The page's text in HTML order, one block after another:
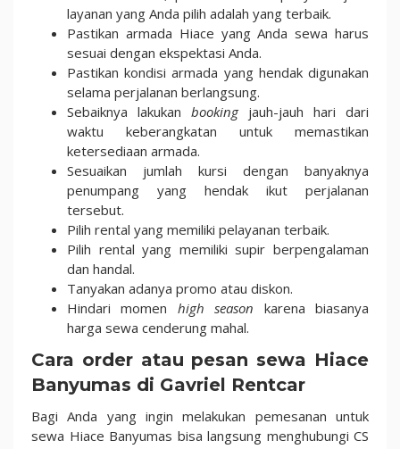
layanan yang Anda pilih adalah yang terbaik.
Pastikan armada Hiace yang Anda sewa harus
sesuai dengan ekspektasi Anda.
Pastikan kondisi armada yang hendak digunakan
selama perjalanan berlangsung.
Sebaiknya lakukan bookingjauh-jauh hari dari
waktu keberangkatan untuk memastikan
ketersediaan armada.
Sesuaikan jumlah kursi dengan banyaknya
penumpang yang hendak ikut perjalanan
tersebut.
Pilih rental yang memiliki pelayanan terbaik.
Pilih rental yang memiliki supir berpengalaman
dan handal.
Tanyakan adanya promo atau diskon.
Hindari momen high season karena biasanya
harga sewa cenderung mahal.
Cara order atau pesan sewa Hiace
Banyumas di Gavriel Rentcar
Bagi Anda yang ingin melakukan pemesanan untuk
sewa Hiace Banyumas bisa langsung menghubungi CS